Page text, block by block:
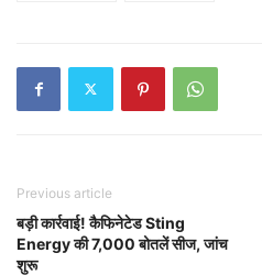
Previous article
बड़ी कार्रवाई! कैफिनेटेड Sting
Energy की 7,000 बोतलें सीज, जांच
शुरू